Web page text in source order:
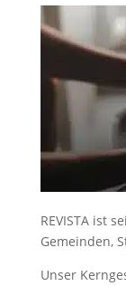
REVISTA ist
Gemeinden,
Unser